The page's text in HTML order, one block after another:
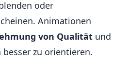
oder
Animationen
von Qualität und
zu orientieren.